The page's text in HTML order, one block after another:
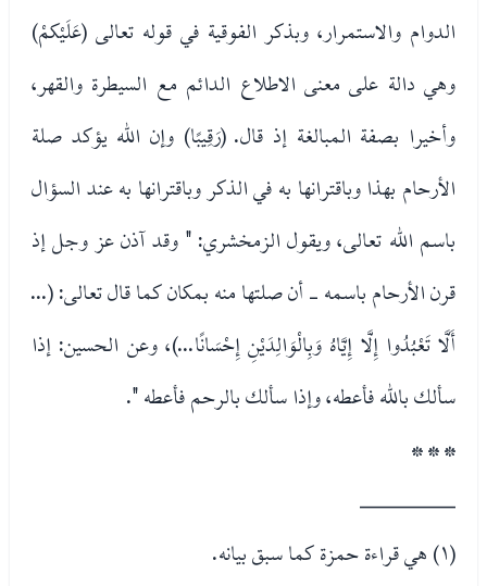
الدوام والاستمرار، وبذكر الفوقية في قوله تعالى (عَلَيْكمْ)
وهي دالة على معنى الاطلاع الدائم مع السيطرة والقهر،
وأخيرا بصفة المبالغة إذ قال. (رَقِيبًا) وإن الله يؤكد صلة
الأرحام بهذا وباقترانها به في الذكر وباقترانها به عند السؤال
باسم الله تعالى، ويقول الزمخشري: " وقد آذن عز وجل إذ
قرن الأرحام باسمه - أن صلتها منه بمكان كما قال تعالى: (...
أَلَّا تَعْبُدُوا إِلَّا إِيَّاهُ وَبِالْوَالِدَيْنِ إِحْسَانًا...)، وعن الحسين: إذا
سألك بالله فأعطه، وإذا سألك بالرحم فأعطه ".
* * *
________
(١) هي قراءة حمزة كما سبق بيانه.